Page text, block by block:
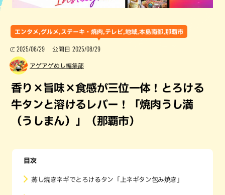
エンタメ,グルメ,ステーキ・焼肉,テレビ,地域,本島南部,那覇市
2025/08/29 公開日 2025/08/29
アゲアゲめし編集部
香り×旨味×食感が三位一体！とろける
牛タンと溶けるレバー！「焼肉うし満
（うしまん）」（那覇市）
目次
蒸し焼きネギでとろけるタン「上ネギタン包み焼き」